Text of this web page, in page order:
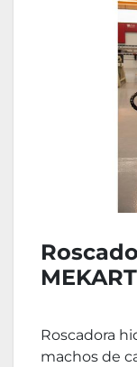
Roscadora
machos de